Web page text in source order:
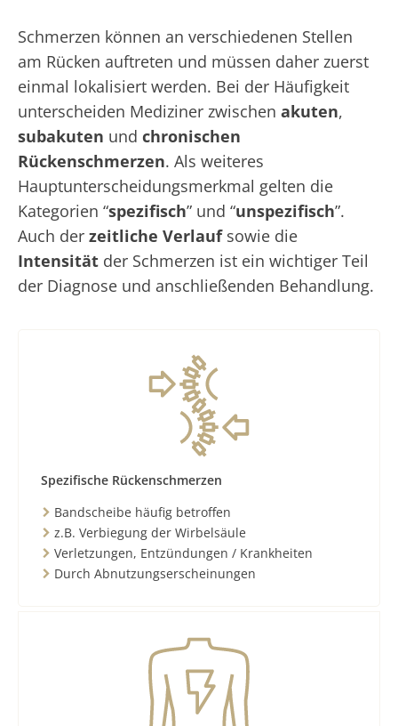
Schmerzen können an verschiedenen Stellen
am Rücken auftreten und müssen daher zuerst
einmal lokalisiert werden. Bei der Häufigkeit
unterscheiden Mediziner zwischen akuten,
subakuten und chronischen
Rückenschmerzen. Als weiteres
Hauptunterscheidungsmerkmal gelten die
Kategorien “spezifisch” und “unspezifisch”.
Auch der zeitliche Verlauf sowie die
Intensität der Schmerzen ist ein wichtiger Teil
der Diagnose und anschließenden Behandlung.
Spezifische Rückenschmerzen
Bandscheibe häufig betroffen
z.B. Verbiegung der Wirbelsäule
Verletzungen, Entzündungen / Krankheiten
Durch Abnutzungserscheinungen